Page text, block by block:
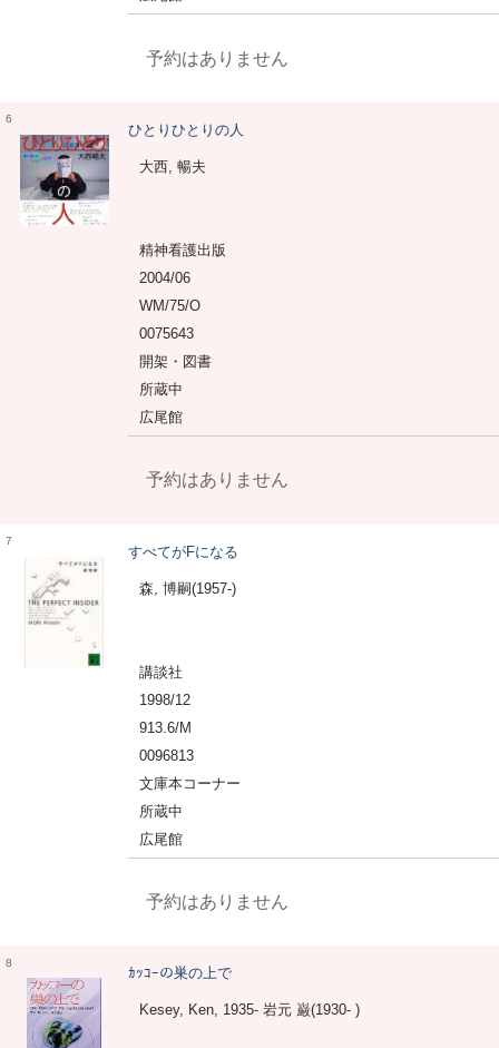
予約はありません
6
ひとりひとりの人
大西, 暢夫
精神看護出版
2004/06
WM/75/O
0075643
開架・図書
所蔵中
広尾館
予約はありません
7
すべてがFになる
森, 博嗣(1957-)
講談社
1998/12
913.6/M
0096813
文庫本コーナー
所蔵中
広尾館
予約はありません
8
ｶｯｺｰの巣の上で
Kesey, Ken, 1935- 岩元 巌(1930- )